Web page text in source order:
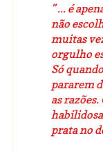
" ... é
não
muitas
orgulho
Só
pararem
as
prata no